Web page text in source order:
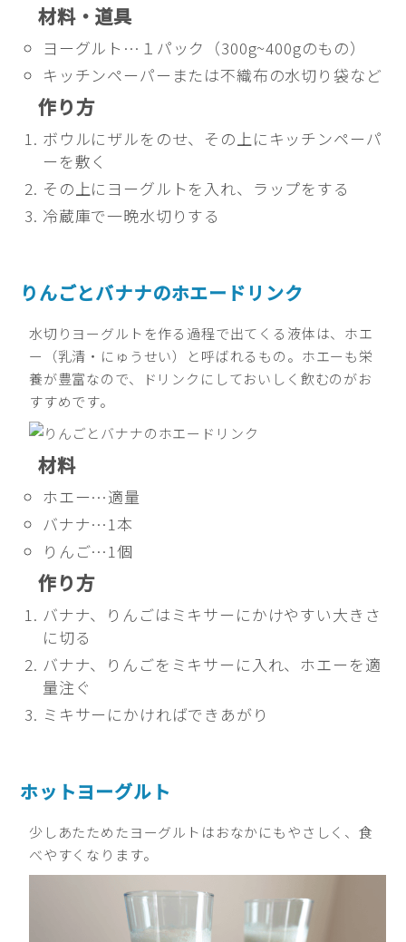
材料・道具
ヨーグルト…１パック（300g~400gのもの）
キッチンペーパーまたは不織布の水切り袋など
作り方
ボウルにザルをのせ、その上にキッチンペーパ
ーを敷く
その上にヨーグルトを入れ、ラップをする
冷蔵庫で一晩水切りする
りんごとバナナのホエードリンク
水切りヨーグルトを作る過程で出てくる液体は、ホエ
ー（乳清・にゅうせい）と呼ばれるもの。ホエーも栄
養が豊富なので、ドリンクにしておいしく飲むのがお
すすめです。
材料
ホエー…適量
バナナ…1本
りんご…1個
作り方
バナナ、りんごはミキサーにかけやすい大きさ
に切る
バナナ、りんごをミキサーに入れ、ホエーを適
量注ぐ
ミキサーにかければできあがり
ホットヨーグルト
少しあたためたヨーグルトはおなかにもやさしく、食
べやすくなります。